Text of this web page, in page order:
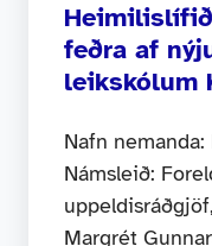
feðra af
leikskólum
Nafn
Námsleið:
Margrét